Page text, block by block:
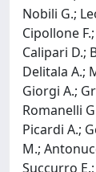
Nobili G.;
Cipollone
Calipari D.;
Delitala A.;
Giorgi A.;
Romanelli
Picardi A.;
M.;
Succurro